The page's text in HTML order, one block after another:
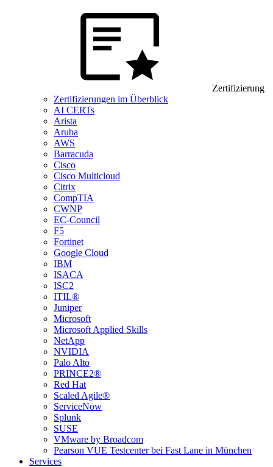
Zertifizierung
Zertifizierungen im Überblick
AI CERTs
Arista
Aruba
AWS
Barracuda
Cisco
Cisco Multicloud
Citrix
CompTIA
CWNP
EC-Council
F5
Fortinet
Google Cloud
IBM
ISACA
ISC2
ITIL®
Juniper
Microsoft
Microsoft Applied Skills
NetApp
NVIDIA
Palo Alto
PRINCE2®
Red Hat
Scaled Agile®
ServiceNow
Splunk
SUSE
VMware by Broadcom
Pearson VUE Testcenter bei Fast Lane in München
Services